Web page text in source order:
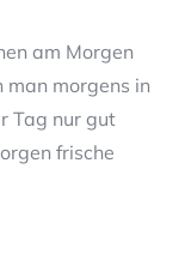
am Morgen
man morgens in
Tag nur gut
frische